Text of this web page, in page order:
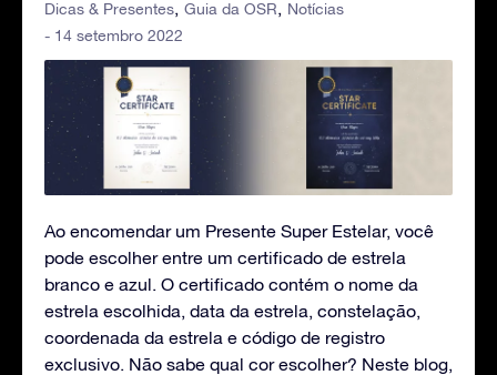
Dicas & Presentes Guia da OSR
Notícias
- 14 setembro 2022
Ao encomendar um Presente Super Estelar, você
pode escolher entre um certificado de estrela
branco e azul. O certificado contém o nome da
estrela escolhida, data da estrela, constelação,
coordenada da estrela e código de registro
exclusivo. Não sabe qual cor escolher? Neste blog,